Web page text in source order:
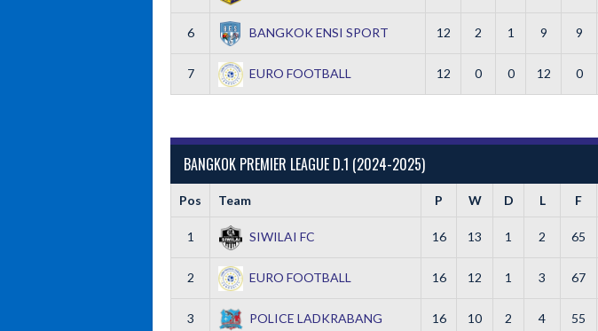
6 BANGKOK ENSI SPORT 12 2 1 9 9
7 EURO FOOTBALL 12 0 0 12 0
BANGKOK PREMIER LEAGUE D.1 (2024-2025)
Pos Team P W D L F
1 SIWILAI FC 16 13 1 2 65
2 EURO FOOTBALL 16 12 1 3 67
3 POLICE LADKRABANG 16 10 2 4 55